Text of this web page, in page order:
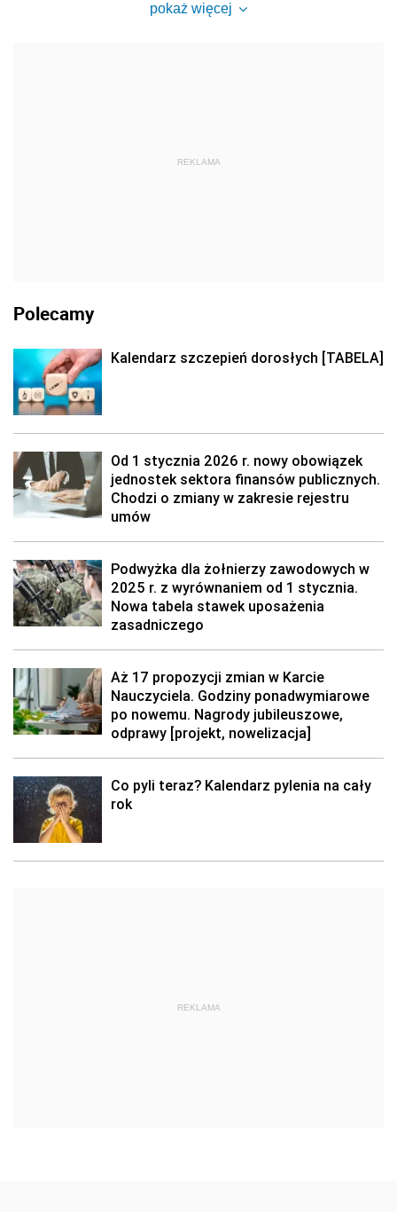
pokaż więcej
REKLAMA
Polecamy
Kalendarz szczepień dorosłych [TABELA]
Od 1 stycznia 2026 r. nowy obowiązek
jednostek sektora finansów publicznych.
Chodzi o zmiany w zakresie rejestru
umów
Podwyżka dla żołnierzy zawodowych w
2025 r. z wyrównaniem od 1 stycznia.
Nowa tabela stawek uposażenia
zasadniczego
Aż 17 propozycji zmian w Karcie
Nauczyciela. Godziny ponadwymiarowe
po nowemu. Nagrody jubileuszowe,
odprawy [projekt, nowelizacja]
Co pyli teraz? Kalendarz pylenia na cały
rok
REKLAMA